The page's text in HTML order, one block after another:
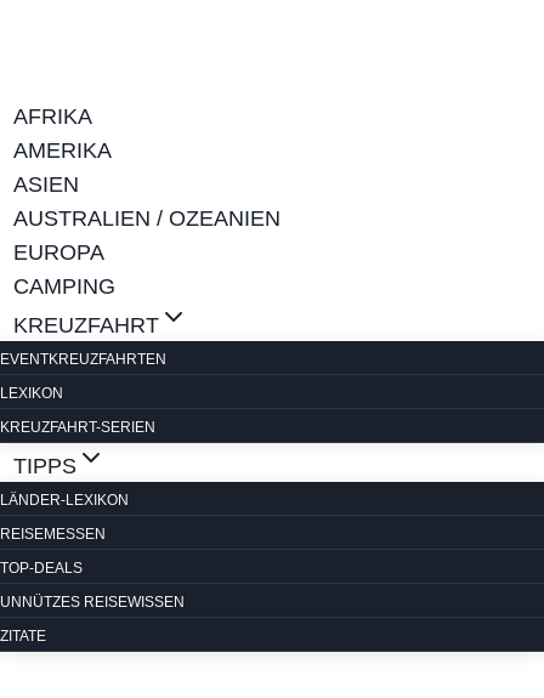
AFRIKA
AMERIKA
ASIEN
AUSTRALIEN / OZEANIEN
EUROPA
CAMPING
KREUZFAHRT
EVENTKREUZFAHRTEN
LEXIKON
KREUZFAHRT-SERIEN
TIPPS
LÄNDER-LEXIKON
REISEMESSEN
TOP-DEALS
UNNÜTZES REISEWISSEN
ZITATE